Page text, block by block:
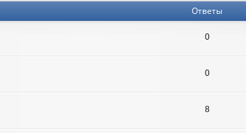
Ответы
0
0
8